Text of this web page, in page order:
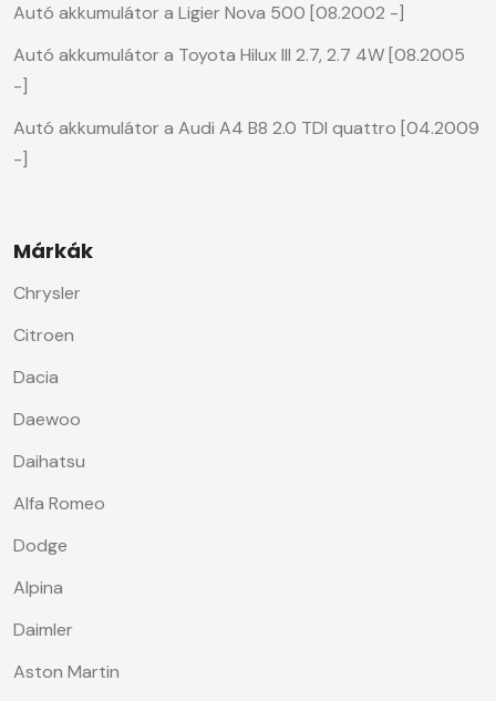
Autó akkumulátor a Ligier Nova 500 [08.2002 -]
Autó akkumulátor a Toyota Hilux III 2.7, 2.7 4W [08.2005
-]
Autó akkumulátor a Audi A4 B8 2.0 TDI quattro [04.2009
-]
Márkák
Chrysler
Citroen
Dacia
Daewoo
Daihatsu
Alfa Romeo
Dodge
Alpina
Daimler
Aston Martin